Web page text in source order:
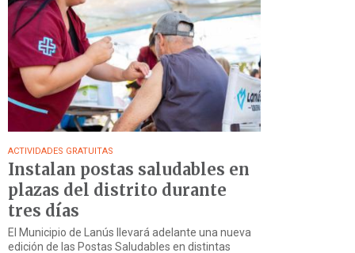
ACTIVIDADES GRATUITAS
Instalan postas saludables en
plazas del distrito durante
tres días
El Municipio de Lanús llevará adelante una nueva
edición de las Postas Saludables en distintas